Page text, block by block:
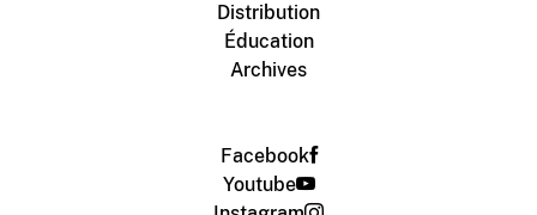
Distribution
Éducation
Archives
Facebook
Youtube